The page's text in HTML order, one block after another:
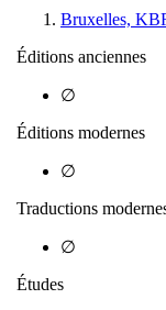
Bruxelles,
Éditions anciennes
∅
Éditions modernes
∅
Traductions
∅
Études